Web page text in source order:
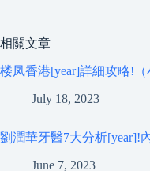
相關文章
楼凤香港[year]詳細攻略!（
July 18, 2023
劉潤華牙醫7大分析[year]!
June 7, 2023